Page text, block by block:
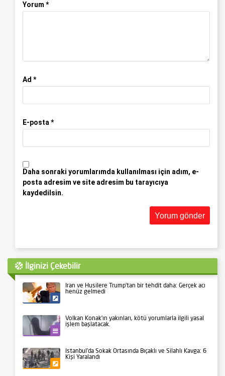
Yorum *
Ad *
E-posta*
Daha sonraki yorumlarımda kullanılması için adım, e-
posta adresim ve site adresim bu tarayıcıya
kaydedilsin.
İlginizi Çekebilir
İran ve Husilere Trump’tan bir tehdit daha: Gerçek acı
henüz gelmedi
Volkan Konak’ın yakınları, kötü yorumlarla ilgili yasal
işlem başlatacak.
İstanbul’da Sokak Ortasında Bıçaklı ve Silahlı Kavga: 6
Kişi Yaralandı